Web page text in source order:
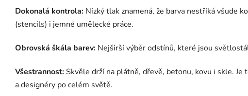
Dokonalá kontrola: Nízký tlak znamená, že barva nestříká všude
(stencils) i jemné umělecké práce.
Obrovská škála barev: Nejširší výběr odstínů, které jsou
Všestrannost:Skvěle drží na plátně, dřevě, betonu, kovu i skle.
a designéry po celém světě.